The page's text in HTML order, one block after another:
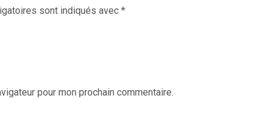
sont indiqués avec *
pour mon prochain commentaire.